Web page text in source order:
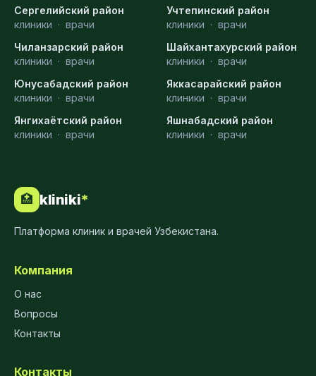
Сергелийский район
клиники · врачи
Учтепинский район
клиники · врачи
Чиланзарский район
клиники · врачи
Шайхантахурский район
клиники · врачи
Юнусабадский район
клиники · врачи
Яккасарайский район
клиники · врачи
Янгихаётский район
клиники · врачи
Яшнабадский район
клиники · врачи
🏥 kliniki*
Платформа клиник и врачей Узбекистана.
Компания
О нас
Вопросы
Контакты
Контакты